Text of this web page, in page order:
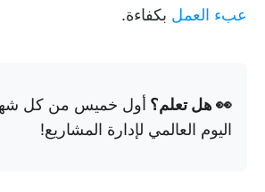
عبء العمل بكفاءة.
👀 هل تعلم؟ أول خميس من كل
اليوم العالمي لإدارة المشاريع!